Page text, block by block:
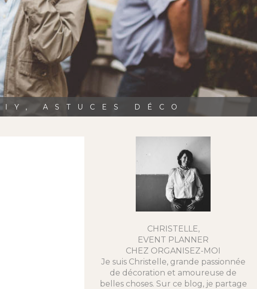
ASTUCES DÉCO
CHRISTELLE,
EVENT PLANNER
CHEZ ORGANISEZ-MOI
Je suis Christelle, grande passionnée
de décoration et amoureuse de
belles choses. Sur ce blog, je partage